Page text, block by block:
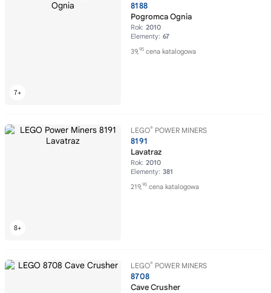
8188
Pogromca Ognia
Rok: 2010
Elementy: 67
39,95 cena katalogowa
LEGO® POWER MINERS
8191
Lavatraz
Rok: 2010
Elementy: 381
219,95 cena katalogowa
LEGO® POWER MINERS
8708
Cave Crusher